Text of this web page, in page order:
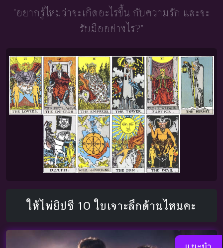
"อยากรู้ไหมว่าจะเกิดอะไรขึ้น กับความรัก และจะ
รับมืออย่างไร?"
ให้ไพ่ยิปซี 10 ใบเจาะลึกด้านไหนคะ